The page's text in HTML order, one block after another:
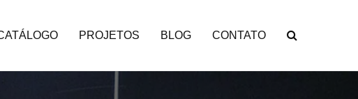
PROJETOS BLOG CONTATO